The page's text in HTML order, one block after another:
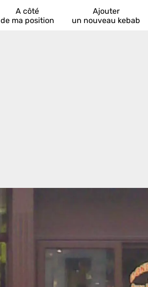
A côté
de ma position
Ajouter
un nouveau kebab